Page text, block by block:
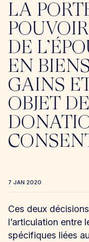
LA
DE
EN
GAINS
OBJET
7 JAN 2020
Ces deux
l’articulation entre
spécifiques liées